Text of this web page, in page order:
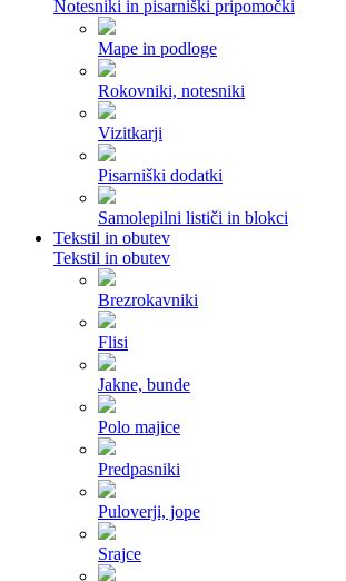
Notesniki in pisarniški pripomočki
Mape in podloge
Rokovniki, notesniki
Vizitkarji
Pisarniški dodatki
Samolepilni lističi in blokci
Tekstil in obutev
Tekstil in obutev
Brezrokavniki
Flisi
Jakne, bunde
Polo majice
Predpasniki
Puloverji, jope
Srajce